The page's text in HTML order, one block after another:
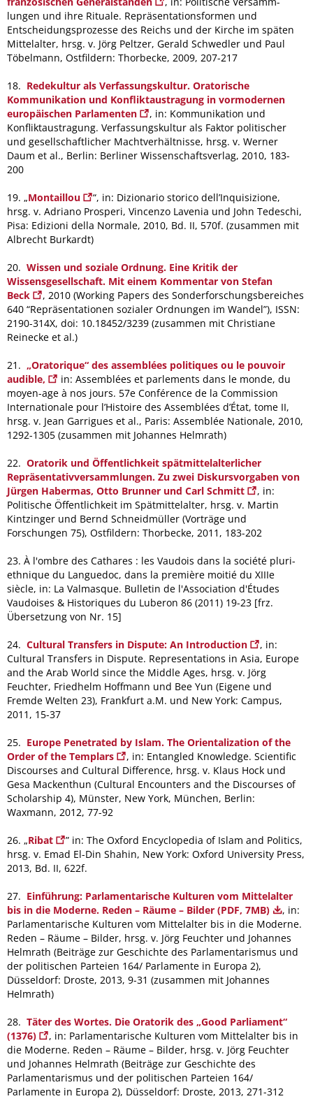
lungen und ihre Rituale. Repräsentationsformen und
Entscheidungsprozesse des Reichs und der Kirche im späten
Mittelalter, hrsg. v. Jörg Peltzer, Gerald Schwedler und Paul
Töbel­mann, Ostfildern: Thorbecke, 2009, 207-217
18. Redekultur als Verfassungskultur. Oratorische
Kommunikation und Konfliktaustragung in vormodernen
europäischen Parlamenten
, in: Kommunikation und
Konfliktaustragung. Verfassungskultur als Faktor politischer
und gesellschaftlicher Machtverhältnisse, hrsg. v. Werner
Daum et al., Berlin: Berliner Wissenschaftsverlag, 2010, 183-
200
19. „Montaillou
“, in: Dizionario storico dell’Inquisizione,
hrsg. v. Adriano Prosperi, Vincenzo Lavenia und John Tedeschi,
Pisa: Edizioni della Normale, 2010, Bd. II, 570f. (zusammen mit
Albrecht Burkardt)
20. Wissen und soziale Ordnung. Eine Kritik der
Wissensgesellschaft. Mit einem Kommentar von Stefan
Beck
, 2010 (Working Papers des Sonderforschungsbereiches
640 “Repräsentationen sozialer Ordnungen im Wandel”), ISSN:
2190-314X, doi: 10.18452/3239 (zusammen mit Christiane
Reinecke et al.)
21. „Oratorique“ des assemblées politiques ou le pouvoir
audible,
in: Assemblées et parle­ments dans le monde, du
moyen-age à nos jours. 57e Conférence de la Commission
Internationale pour l’Histoire des Assemblées d’État, tome II,
hrsg. v. Jean Garrigues et al., Paris: Assemblée Nationale, 2010,
1292-1305 (zusammen mit Johannes Helmrath)
22. Oratorik und Öffentlichkeit spätmittelalterlicher
Repräsentativversammlungen. Zu zwei Diskursvorgaben von
Jürgen Habermas, Otto Brunner und Carl Schmitt
, in:
Politische Öffentlichkeit im Spätmittelalter, hrsg. v. Martin
Kintzinger und Bernd Schneidmüller (Vorträge und
Forschungen 75), Ostfildern: Thorbecke, 2011, 183-202
23. À l'ombre des Cathares : les Vaudois dans la société pluri-
ethnique du Languedoc, dans la première moitié du XIIIe
siècle, in: La Valmasque. Bulletin de l'Association d'Études
Vaudoises & Historiques du Luberon 86 (2011) 19-23 [frz.
Übersetzung von Nr. 15]
24. Cultural Transfers in Dispute: An Introduction
, in:
Cultural Transfers in Dispute. Representations in Asia, Europe
and the Arab World since the Middle Ages, hrsg. v. Jörg
Feuchter, Friedhelm Hoffmann und Bee Yun (Eigene und
Fremde Welten 23), Frankfurt a.M. und New York: Campus,
2011, 15-37
25. Europe Penetrated by Islam. The Orientalization of the
Order of the Templars
, in: Entangled Knowledge. Scientific
Discourses and Cultural Difference, hrsg. v. Klaus Hock und
Gesa Mackenthun (Cultural Encounters and the Discourses of
Scholarship 4), Münster, New York, München, Berlin:
Waxmann, 2012, 77-92
26. „Ribat
” in: The Oxford Encyclopedia of Islam and Politics,
hrsg. v. Emad El-Din Shahin, New York: Oxford University Press,
2013, Bd. II, 622f.
27. Einführung: Parlamentarische Kulturen vom Mittelalter
bis in die Moderne. Reden – Räume – Bilder (PDF, 7MB)
, in:
Parlamentarische Kulturen vom Mittelalter bis in die Moderne.
Reden – Räume – Bilder, hrsg. v. Jörg Feuchter und Johannes
Helmrath (Beiträge zur Geschichte des Parlamentarismus und
der politischen Parteien 164/ Parlamente in Europa 2),
Düsseldorf: Droste, 2013, 9-31 (zusammen mit Johannes
Helmrath)
28. Täter des Wortes. Die Oratorik des „Good Parliament“
(1376)
, in: Parlamentarische Kulturen vom Mittelalter bis in
die Moderne. Reden – Räume – Bilder, hrsg. v. Jörg Feuchter
und Johannes Helmrath (Beiträge zur Geschichte des
Parlamentarismus und der politischen Parteien 164/
Parlamente in Europa 2), Düsseldorf: Droste, 2013, 271-312